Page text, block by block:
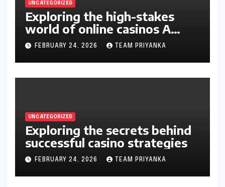
UNCATEGORIZED
Exploring the high-stakes
world of online casinos A
gambler’s guide
FEBRUARY 24, 2026 TEAM PRIYANKA
UNCATEGORIZED
Exploring the secrets behind
successful casino strategies
FEBRUARY 24, 2026 TEAM PRIYANKA